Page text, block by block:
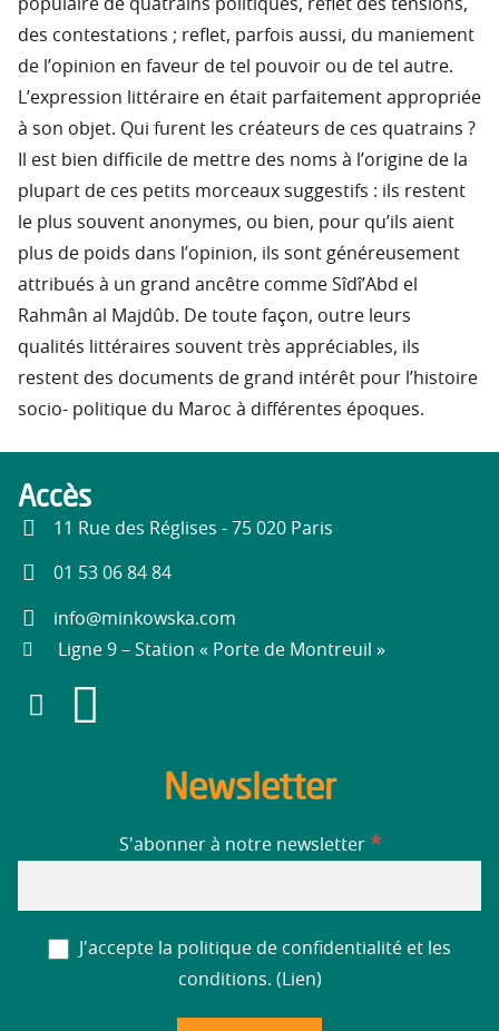
populaire de quatrains politiques, reflet des tensions,
des contestations ; reflet, parfois aussi, du maniement
de l’opinion en faveur de tel pouvoir ou de tel autre.
L’expression littéraire en était parfaitement appropriée
à son objet. Qui furent les créateurs de ces quatrains ?
Il est bien difficile de mettre des noms à l’origine de la
plupart de ces petits morceaux suggestifs : ils restent
le plus souvent anonymes, ou bien, pour qu’ils aient
plus de poids dans l’opinion, ils sont généreusement
attribués à un grand ancêtre comme Sîdî’Abd el
Rahmân al Majdûb. De toute façon, outre leurs
qualités littéraires souvent très appréciables, ils
restent des documents de grand intérêt pour l’histoire
socio- politique du Maroc à différentes époques.
Accès
11 Rue des Réglises - 75 020 Paris
01 53 06 84 84
info@minkowska.com
Ligne 9 – Station « Porte de Montreuil »
Newsletter
S'abonner à notre newsletter *
J'accepte la politique de confidentialité et les
conditions. ( Lien)